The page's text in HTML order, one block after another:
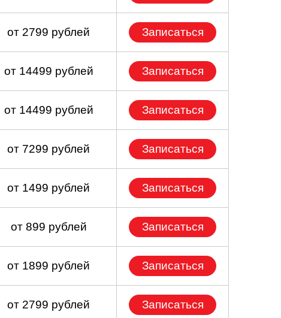
от 2799 рублей Записаться
от 14499 рублей Записаться
от 14499 рублей Записаться
от 7299 рублей Записаться
от 1499 рублей Записаться
от 899 рублей Записаться
от 1899 рублей Записаться
от 2799 рублей Записаться